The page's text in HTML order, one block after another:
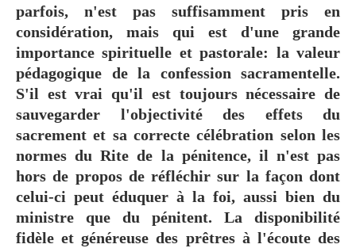
parfois, n'est pas suffisamment pris en
considération, mais qui est d'une grande
importance spirituelle et pastorale: la valeur
pédagogique de la confession sacramentelle.
S'il est vrai qu'il est toujours nécessaire de
sauvegarder l'objectivité des effets du
sacrement et sa correcte célébration selon les
normes du Rite de la pénitence, il n'est pas
hors de propos de réfléchir sur la façon dont
celui-ci peut éduquer à la foi, aussi bien du
ministre que du pénitent. La disponibilité
fidèle et généreuse des prêtres à l'écoute des